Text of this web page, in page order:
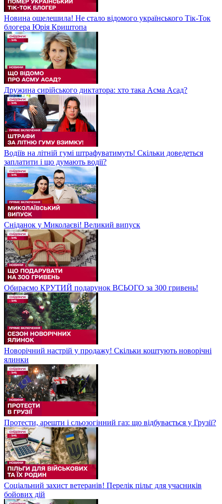
Новина ошелешила! Не стало відомого українського Тік-Ток
блогера Юрія Криштопа
Дружина сирійського диктатора: хто така Асма Асад?
Водіїв на літній гумі штрафуватимуть! Скільки доведеться
заплатити і що думають водії?
Сніданок у Миколаєві! Великий випуск
Обираємо КРУТИЙ подарунок ВСЬОГО за 300 гривень!
Новорічний настрій у продажу! Скільки коштують новорічні
ялинки
Протести, арешти і сльозогінний газ: що відбувається у Грузії?
Соціальний захист ветеранів! Перелік пільг для учасників
бойових дій